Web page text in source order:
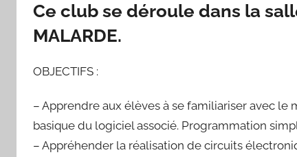
Ce club se déroule dans la
MALARDE.
OBJECTIFS :
– Apprendre aux élèves à se familiariser avec
basique du logiciel associé. Programmation
– Appréhender la réalisation de circuits